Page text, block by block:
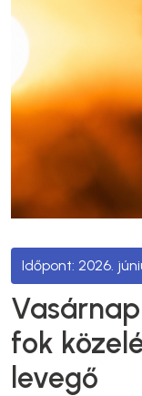
2026.
fok
levegő